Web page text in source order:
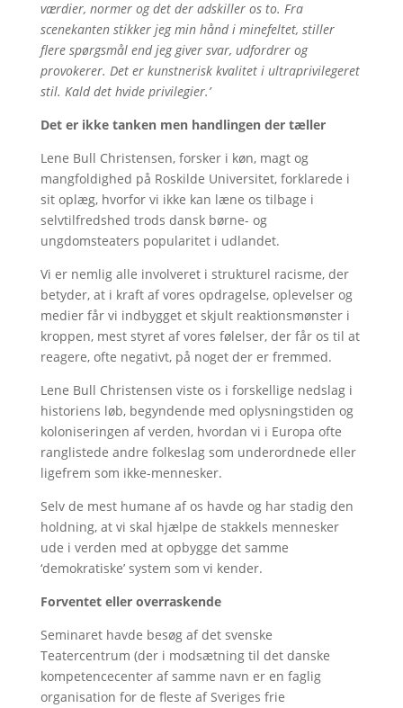
værdier, normer og det der adskiller os to. Fra
scenekanten stikker jeg min hånd i minefeltet, stiller
flere spørgsmål end jeg giver svar, udfordrer og
provokerer. Det er kunstnerisk kvalitet i ultraprivilegeret
stil. Kald det hvide privilegier.’
Det er ikke tanken men handlingen der tæller
Lene Bull Christensen, forsker i køn, magt og
mangfoldighed på Roskilde Universitet, forklarede i
sit oplæg, hvorfor vi ikke kan læne os tilbage i
selvtilfredshed trods dansk børne- og
ungdomsteaters popularitet i udlandet.
Vi er nemlig alle involveret i strukturel racisme, der
betyder, at i kraft af vores opdragelse, oplevelser og
medier får vi indbygget et skjult reaktionsmønster i
kroppen, mest styret af vores følelser, der får os til at
reagere, ofte negativt, på noget der er fremmed.
Lene Bull Christensen viste os i forskellige nedslag i
historiens løb, begyndende med oplysningstiden og
koloniseringen af verden, hvordan vi i Europa ofte
ranglistede andre folkeslag som underordnede eller
ligefrem som ikke-mennesker.
Selv de mest humane af os havde og har stadig den
holdning, at vi skal hjælpe de stakkels mennesker
ude i verden med at opbygge det samme
‘demokratiske’ system som vi kender.
Forventet eller overraskende
Seminaret havde besøg af det svenske
Teatercentrum (der i modsætning til det danske
kompetencecenter af samme navn er en faglig
organisation for de fleste af Sveriges frie